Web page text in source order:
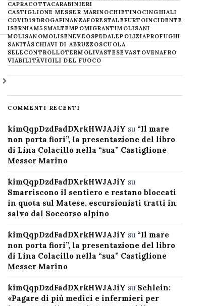
CAPRACOTTACARABINIERI
CASTIGLIONE MESSER MARINOCHIETINOCINGHIALI
COVID19DROGAFINANZAFORESTALEFURTOINCIDENTE
ISERNIAM5SMALTEMPOMIGRANTIMOLISANI
MOLISANOMOLISENEVE OSPEDALEPOLIZIAPROFUGHI
SANITÀSCHIAVI DI ABRUZZOSCUOLA
SELECONTROLLOTERMOLIVASTESE VASTOVENAFRO
VIABILITÀVIGILI DEL FUOCO
COMMENTI RECENTI
kimQqpDzdFadDXrkHWJAJiY su “Il mare
non porta fiori”, la presentazione del libro
di Lina Colacillo nella “sua” Castiglione
Messer Marino
kimQqpDzdFadDXrkHWJAJiY su
Smarriscono il sentiero e restano bloccati
in quota sul Matese, escursionisti tratti in
salvo dal Soccorso alpino
kimQqpDzdFadDXrkHWJAJiY su “Il mare
non porta fiori”, la presentazione del libro
di Lina Colacillo nella “sua” Castiglione
Messer Marino
kimQqpDzdFadDXrkHWJAJiY su Schlein:
«Pagare di più medici e infermieri per